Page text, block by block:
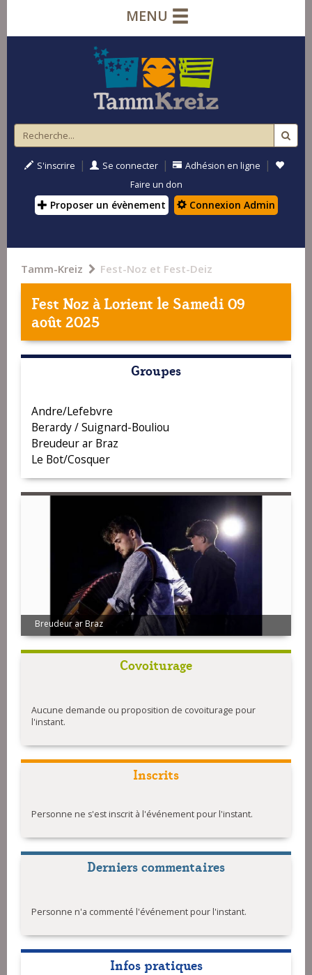
MENU
S'inscrire | Se connecter | Adhésion en ligne |
Faire un don
Proposer un évènement Connexion Admin
Tamm-Kreiz Fest-Noz et Fest-Deiz
Fest Noz àLorient le Samedi 09
août 2025
Groupes
Andre/Lefebvre
Berardy / Suignard-Bouliou
Breudeur ar Braz
Le Bot/Cosquer
Breudeur ar Braz
Le Bot/Cosquer
Covoiturage
Aucune demande ou proposition de covoiturage pour
l'instant.
Inscrits
Personne ne s'est inscrit à l'événement pour l'instant.
Derniers commentaires
Personne n'a commenté l'événement pour l'instant.
Infos pratiques